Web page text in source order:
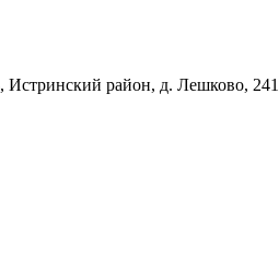
Истринский район, д. Лешково, 241